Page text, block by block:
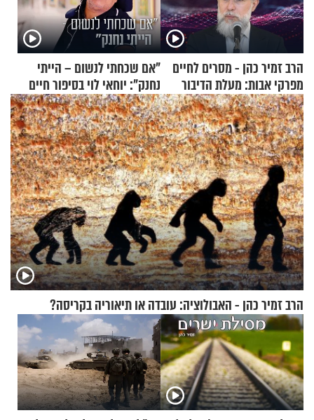
הרב זמיר כהן - מסרים לחיים
מפרקי אבות: מעלת הדיבור
"אם שכחתי לנשום – הייתי
נחנק": יוחאי לוי בסיפור חיים
מעורר השראה
הרב זמיר כהן - האבולוציה: עובדה או תיאוריה בקריסה?